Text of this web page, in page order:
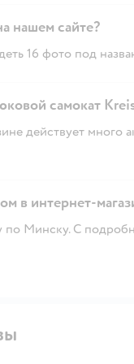
нашем сайте?
16 фото под
самокат
действует много
в интернет-
по Минску. С